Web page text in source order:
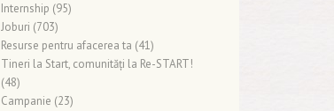
Internship (95)
Joburi (703)
Resurse pentru afacerea ta (41)
Tineri la Start, comunități la Re-START!
(48)
Campanie (23)